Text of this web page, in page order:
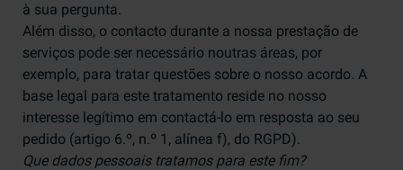
à sua pergunta.
Além disso, o contacto durante a nossa prestação de
serviços pode ser necessário noutras áreas, por
exemplo, para tratar questões sobre o nosso acordo. A
base legal para este tratamento reside no nosso
interesse legítimo em contactá-lo em resposta ao seu
pedido (artigo 6.º, n.º 1, alínea f), do RGPD).
Que dados pessoais tratamos para este fim?